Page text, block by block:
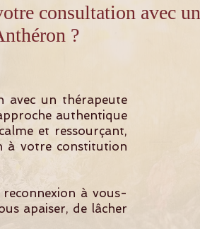
consultation avec un
?
avec un thérapeute
authentique
et ressourçant,
à votre constitution
à vous-
apaiser, de lâcher